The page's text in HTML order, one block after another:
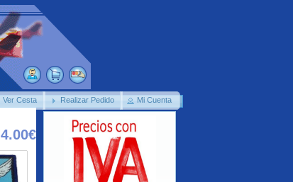
Ver Cesta Realizar Pedido Mi Cuenta
4.00€